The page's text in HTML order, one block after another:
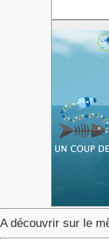
A découvrir sur le